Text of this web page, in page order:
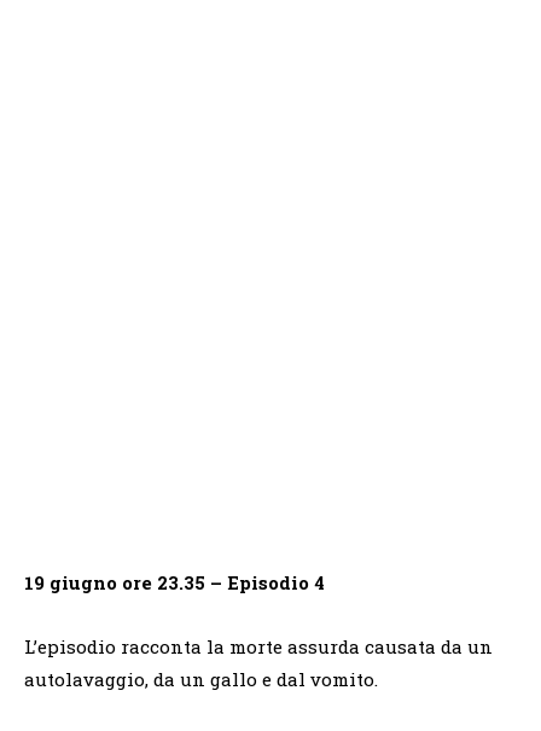
19 giugno ore 23.35 – Episodio 4
L’episodio racconta la morte assurda causata da un
autolavaggio, da un gallo e dal vomito.